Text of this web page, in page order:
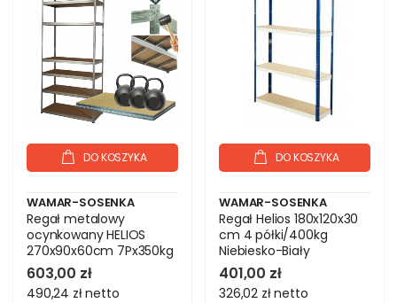
DO KOSZYKA
WAMAR-SOSENKA
Regał metalowy
ocynkowany HELIOS
270x90x60cm 7Px350kg
.:.
603,00 zł
490,24 złnetto
DO KOSZYKA
WAMAR-SOSENKA
Regał Helios 180x120x30
cm 4 półki/400kg
Niebiesko-Biały
401,00 zł
326,02 złnetto